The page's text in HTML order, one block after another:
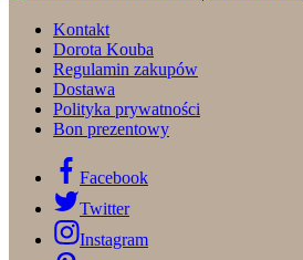
Kontakt
Dorota Kouba
Regulamin zakupów
Dostawa
Polityka prywatności
Bon prezentowy
Facebook
Twitter
Instagram